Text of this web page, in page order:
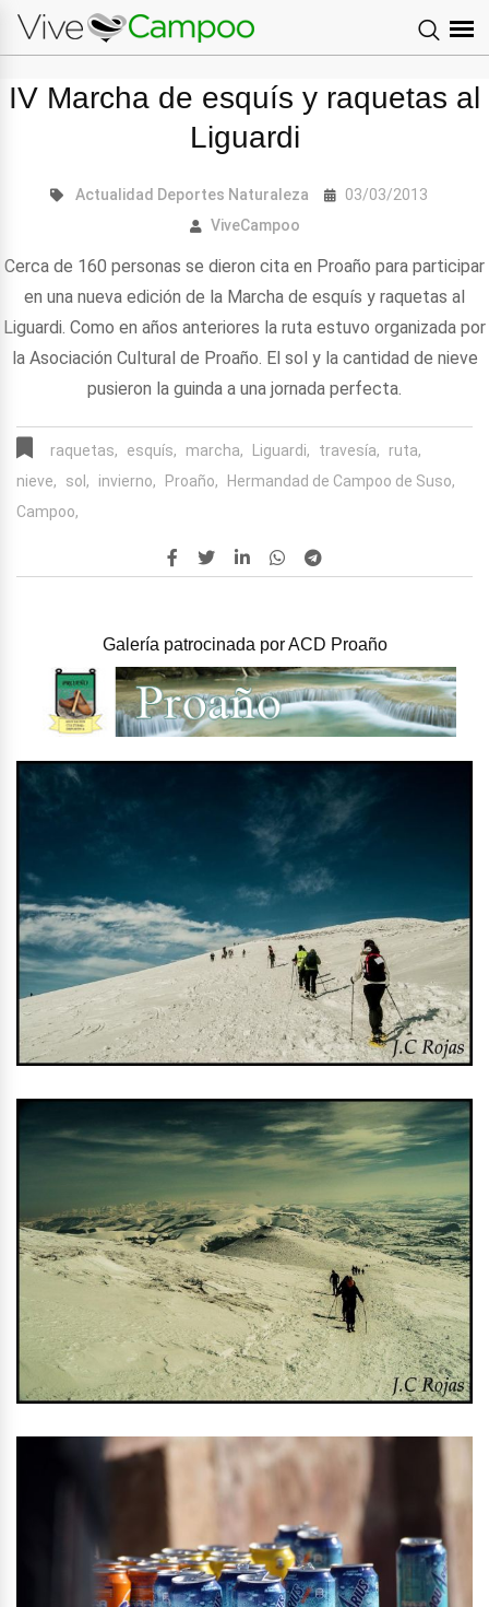
IV Marcha de esquís y raquetas al
Liguardi
Actualidad Deportes Naturaleza
03/03/2013
ViveCampoo
Cerca de 160 personas se dieron cita en Proaño para participar
en una nueva edición de la Marcha de esquís y raquetas al
Liguardi. Como en años anteriores la ruta estuvo organizada por
la Asociación Cultural de Proaño. El sol y la cantidad de nieve
pusieron la guinda a una jornada perfecta.
raquetas, esquís, marcha, Liguardi, travesía,
ruta,
nieve,
sol, invierno, Proaño,
Hermandad de Campoo de Suso,
Campoo,
Galería patrocinada porACD Proaño